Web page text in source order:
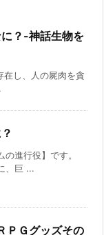
？-神話生物を
し、人の屍肉を貪
進行役】です。
、巨 ...
ＰＧグッズその